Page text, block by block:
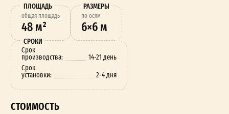
ПЛОЩАДЬ
oбщая площадь
48 м²
РАЗМЕРЫ
по осям
6×6 м
СРОКИ
Срок
производства:
14-21 день
Срок
установки: 2-4 дня
СТОИМОСТЬ